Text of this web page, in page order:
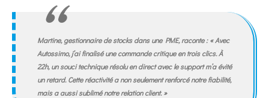
Martine, gestionnaire de stocks dans une PME, raconte : « Avec
Autossimo, j’ai finalisé une commande critique en trois clics. À
22h, un souci technique résolu en direct avec le support m’a évité
un retard. Cette réactivité a non seulement renforcé notre fiabilité,
mais a aussi sublimé notre relation client. »